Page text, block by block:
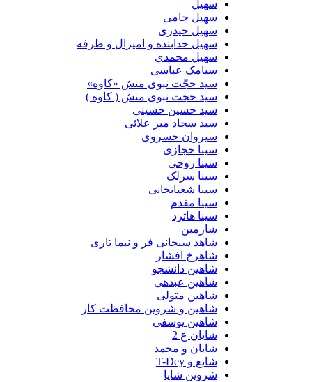
سهیل جامی
سهیل حیدری
سهیل خدابنده و امیرال و طرفه
سهیل محمدی
سیامک عباسی
سید حجّت نبوی منش «کاوه»
سید حجت نبوی منش ( کاوه )
سید حسین حسینى
سید سجاد میر علائی
سیروان خسروی
سینا حجازی
سینا روحی
سینا سرلک
سینا شعبانخانی
سینا مقدم
سینا هاترد
شارمین
شاهد سبحانی فر و نیما تاری
شاهرخ افشار
شاهین دانشجو
شاهین عبدهی
شاهین متولی
شاهین و شروین محافظت کار
شاهین یوسفی
شایان ع 2
شایان و محمد
شایع و T-Dey
شروین شایا